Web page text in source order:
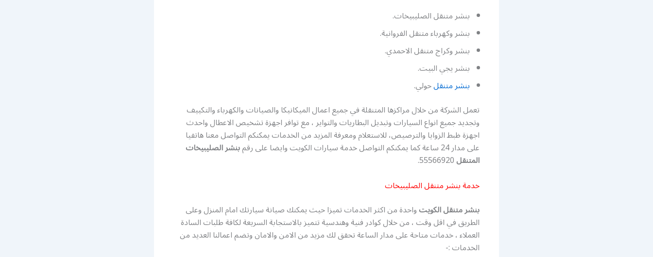
بنشر متنقل الصليبيخات.
بنشر وكهرباء متنقل الفروانية.
بنشر وكراج متنقل الاحمدي.
بنشر يجي البيت.
بنشر متنقلحولي.
تعمل الشركة من خلال مراكزها المتنقلة في جميع اعمال الميكانيكا والصيانات والكهرباء والتكييف
وتجديد جميع انواع السيارات وتبديل البطاريات والتواير ، مع توافر اجهزة تشخيص الاعطال واحدث
اجهزة ظبط الزوايا والترصيص، للاستعلام ومعرفة المزيد من الخدمات يمكنكم التواصل معنا هاتفيا
على مدار 24 ساعة كما يمكنكم التواصل خدمة سيارات الكويت وايضا على رقم بنشر الصليبيخات
المتنقل
خدمة بنشر متنقل الصليبيخات
بنشر متنقل الكويتواحدة من اكثر الخدمات تميزا حيث يمكنك صيانة سيارتك امام المنزل وعلى
الطريق في اقل وقت ، من خلال كوادر فنية وهندسية تتميز بالاستجابة السريعة لكافة طلبات السادة
العملاء ، خدمات متاحة على مدار الساعة تحقق لك مزيد من الامن والامان وتضم اعمالنا العديد من
الخدمات :-